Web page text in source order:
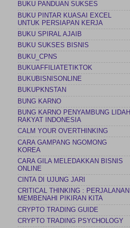
BUKU PANDUAN SUKSES
BUKU PINTAR KUASAI EXCEL
UNTUK PERSIAPAN KERJA
BUKU SPIRAL AJAIB
BUKU SUKSES BISNIS
BUKU_CPNS
BUKUAFFILIATETIKTOK
BUKUBISNISONLINE
BUKUPKNSTAN
BUNG KARNO
BUNG KARNO PENYAMBUNG LIDAH
RAKYAT INDONESIA
CALM YOUR OVERTHINKING
CARA GAMPANG NGOMONG
KOREA
CARA GILA MELEDAKKAN BISNIS
ONLINE
CINTA DI UJUNG JARI
CRITICAL THINKING : PERJALANAN
MEMBENAHI PIKIRAN KITA
CRYPTO TRADING GUIDE
CRYPTO TRADING PSYCHOLOGY